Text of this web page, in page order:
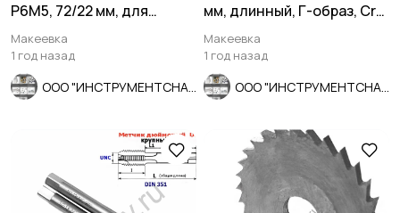
Р6М5, 72/22 мм, для
глухих отв, мелкий шаг,
шлифо
Макеевка
1 год назад
мм, длинный, Г-образ, Cr-
V, 115/20 мм, с шаром.
Макеевка
1 год назад